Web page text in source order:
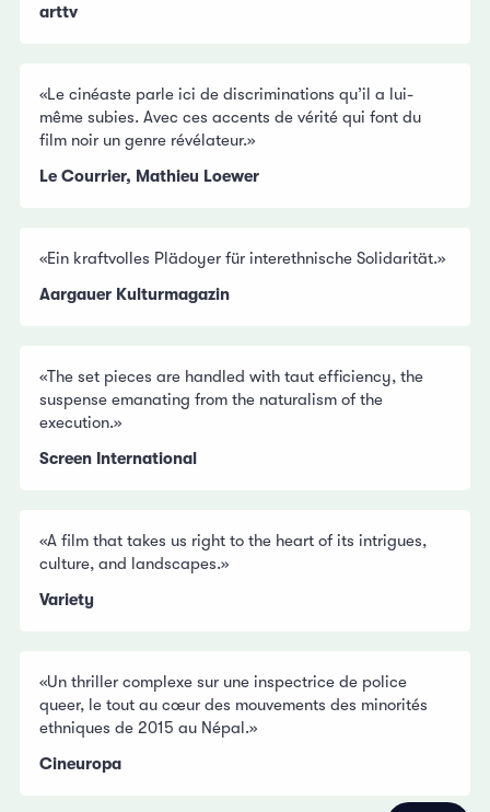
arttv
«Le cinéaste parle ici de discriminations qu’il a lui-
même subies. Avec ces accents de vérité qui font du
film noir un genre révélateur.»
Le Courrier, Mathieu Loewer
«Ein kraftvolles Plädoyer für interethnische Solidarität.»
Aargauer Kulturmagazin
«The set pieces are handled with taut efficiency, the
suspense emanating from the naturalism of the
execution.»
Screen International
«A film that takes us right to the heart of its intrigues,
culture, and landscapes.»
Variety
«Un thriller complexe sur une inspectrice de police
queer, le tout au cœur des mouvements des minorités
ethniques de 2015 au Népal.»
Cineuropa